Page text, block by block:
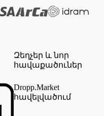
Զեղչեր և նոր
հավաքածուներ
Dropp.Market
հավելվածում